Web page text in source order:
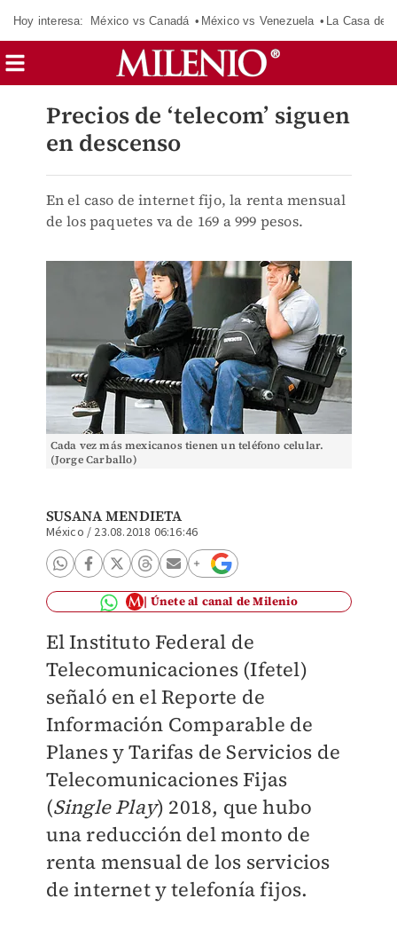
Hoy interesa: México vs Canadá México vs Venezuela La Casa de
Precios de ‘telecom’ siguen
en descenso
En el caso de internet fijo, la renta mensual
de los paquetes va de 169 a 999 pesos.
Cada vez más mexicanos tienen un teléfono celular.
(Jorge Carballo)
SUSANA MENDIETA
México / 23.08.2018 06:16:46
Únete al canal de Milenio
El Instituto Federal de
Telecomunicaciones (Ifetel)
señaló en el Reporte de
Información Comparable de
Planes y Tarifas de Servicios de
Telecomunicaciones Fijas
(Single Play) 2018, que hubo
una reducción del monto de
renta mensual de los servicios
de internet y telefonía fijos.